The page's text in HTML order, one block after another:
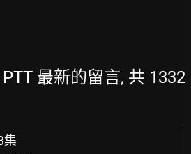
最新的留言, 共 1332
集